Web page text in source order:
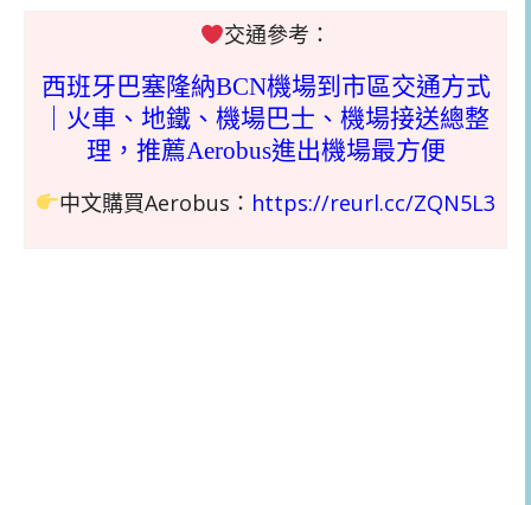
交通參考：
西班牙巴塞隆納BCN機場到市區交通方式
｜火車、地鐵、機場巴士、機場接送總整
理，推薦Aerobus進出機場最方便
中文購買Aerobus： https://reurl.cc/ZQN5L3